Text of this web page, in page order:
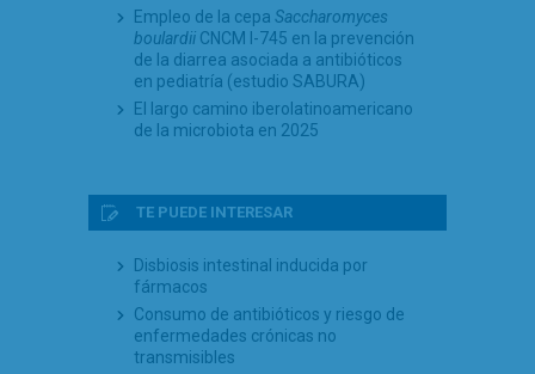
Empleo de la cepa Saccharomyces
boulardii CNCM I-745 en la prevención
de la diarrea asociada a antibióticos
en pediatría (estudio SABURA)
El largo camino iberolatinoamericano
de la microbiota en 2025
TE PUEDE INTERESAR
Disbiosis intestinal inducida por
fármacos
Consumo de antibióticos y riesgo de
enfermedades crónicas no
transmisibles